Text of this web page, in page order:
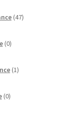
47izdelkov
0izdelkov
1izdelek
0izdelkov